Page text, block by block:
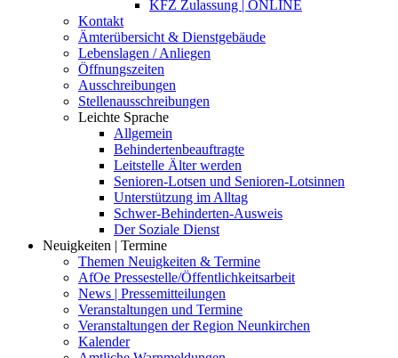
KFZ Zulassung | ONLINE
Kontakt
Ämterübersicht & Dienstgebäude
Lebenslagen / Anliegen
Öffnungszeiten
Ausschreibungen
Stellenausschreibungen
Leichte Sprache
Allgemein
Behindertenbeauftragte
Leitstelle Älter werden
Senioren-Lotsen und Senioren-Lotsinnen
Unterstützung im Alltag
Schwer-Behinderten-Ausweis
Der Soziale Dienst
Neuigkeiten | Termine
Themen Neuigkeiten & Termine
AfOe Pressestelle/Öffentlichkeitsarbeit
News | Pressemitteilungen
Veranstaltungen und Termine
Veranstaltungen der Region Neunkirchen
Kalender